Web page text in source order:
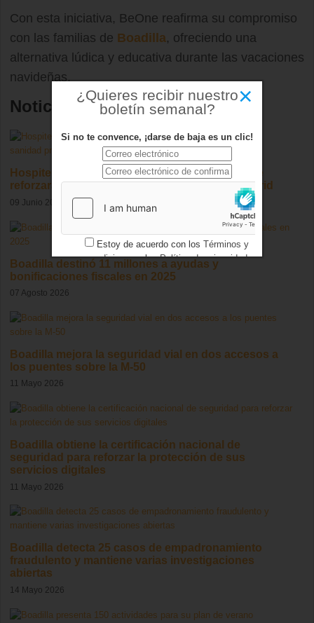
Con esta iniciativa, BeOne reafirma su compromiso
con las familias de Boadilla, ofreciendo una
alternativa lúdica y educativa durante las vacaciones
navideñas.
Noticias relacionadas
Hospiten Madrid Boadilla, el nuevo hospital que
reforzará la sanidad privada en el oeste de Madrid
09 Junio 2026
Boadilla destinó 11 millones a ayudas y
bonificaciones fiscales en 2025
07 Agosto 2026
Boadilla mejora la seguridad vial en dos accesos a
los puentes sobre la M-50
11 Mayo 2026
Boadilla obtiene la certificación nacional de
seguridad para reforzar la protección de sus
servicios digitales
11 Mayo 2026
Boadilla detecta 25 casos de empadronamiento
fraudulento y mantiene varias investigaciones
abiertas
14 Mayo 2026
×
¿Quieres recibir nuestro
boletín semanal?
Si no te convence, ¡darse de baja es un clic!
Estoy de acuerdo con los Términos y
condicionesy losPolítica de privacidad